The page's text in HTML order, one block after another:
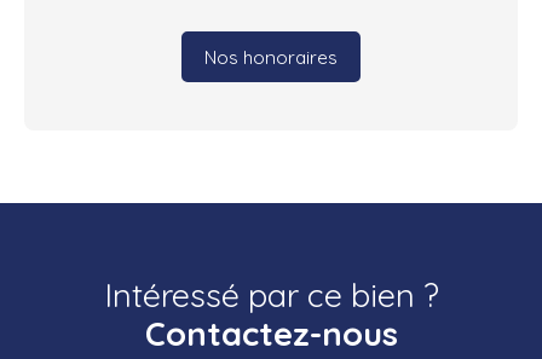
Nos honoraires
Intéressé par ce bien ?
Contactez-nous